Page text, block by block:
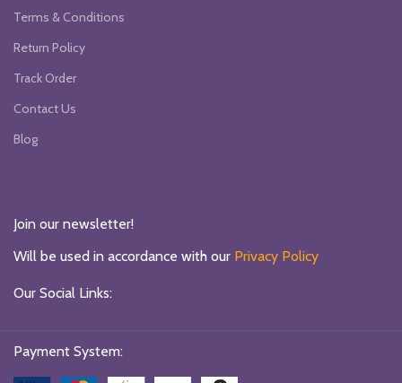
Terms & Conditions
Return Policy
Track Order
Contact Us
Blog
Join our newsletter!
Will be used in accordance with our Privacy Policy
Our Social Links:
Payment System: